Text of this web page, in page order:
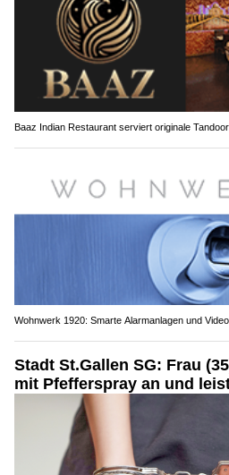
Baaz Indian Restaurant serviert originale
Wohnwerk 1920: Smarte Alarmanlagen und
Stadt St.Gallen SG: Frau
mit Pfefferspray an und